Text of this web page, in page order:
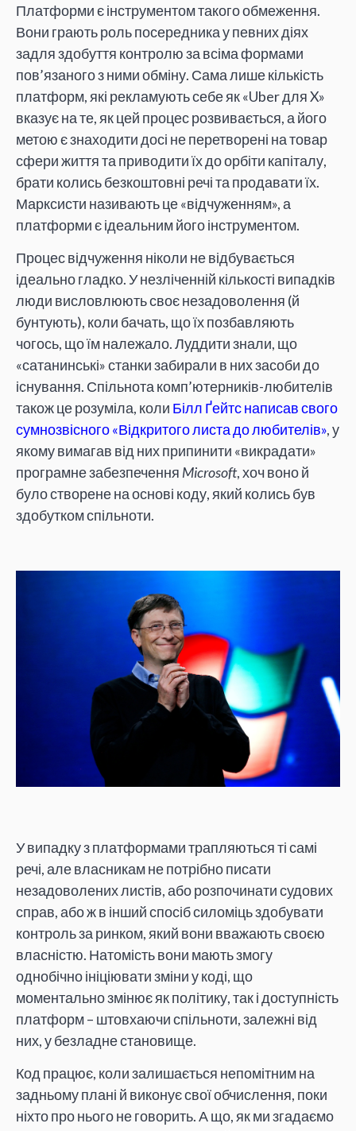
Платформи є інструментом такого обмеження.
Вони грають роль посередника у певних діях
задля здобуття контролю за всіма формами
пов’язаного з ними обміну. Сама лише кількість
платформ, які рекламують себе як «Uber для X»
вказує на те, як цей процес розвивається, а його
метою є знаходити досі не перетворені на товар
сфери життя та приводити їх до орбіти капіталу,
брати колись безкоштовні речі та продавати їх.
Марксисти називають це «відчуженням», а
платформи є ідеальним його інструментом.
Процес відчуження ніколи не відбувається
ідеально гладко. У незліченній кількості випадків
люди висловлюють своє незадоволення (й
бунтують), коли бачать, що їх позбавляють
чогось, що їм належало. Луддити знали, що
«сатанинські» станки забирали в них засоби до
існування. Спільнота комп’ютерників-любителів
також це розуміла, коли Білл Ґейтс написав свого
сумнозвісного «Відкритого листа до любителів», у
якому вимагав від них припинити «викрадати»
програмне забезпечення Microsoft, хоч воно й
було створене на основі коду, який колись був
здобутком спільноти.
У випадку з платформами трапляються ті самі
речі, але власникам не потрібно писати
незадоволених листів, або розпочинати судових
справ, або ж в інший спосіб силоміць здобувати
контроль за ринком, який вони вважають своєю
власністю. Натомість вони мають змогу
однобічно ініціювати зміни у коді, що
моментально змінює як політику, так і доступність
платформ – штовхаючи спільноти, залежні від
них, у безладне становище.
Код працює, коли залишається непомітним на
задньому плані й виконує свої обчислення, поки
ніхто про нього не говорить. А що, як ми згадаємо